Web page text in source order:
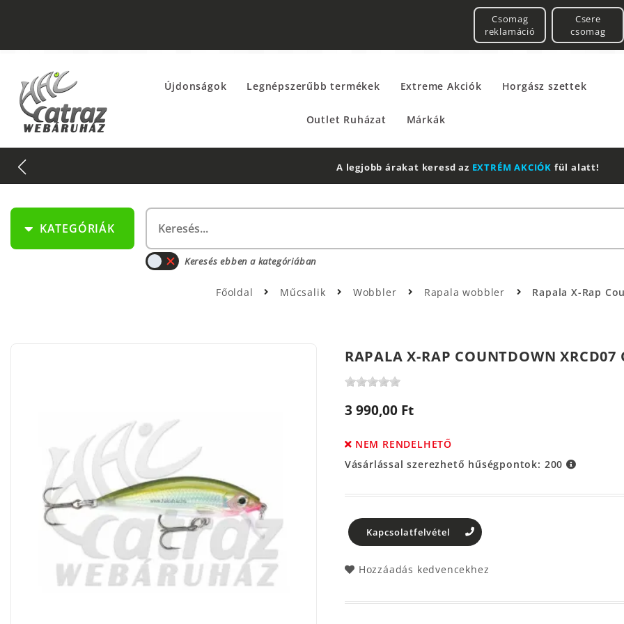
Csomag
reklamáció
Csere
csomag
Újdonságok Legnépszerűbb termékek Extreme Akciók Horgász szettek
Outlet Ruházat Márkák
A legjobb árakat keresd az EXTRÉM AKCIÓK fül alatt!
KATEGÓRIÁK
Keresés ebben a kategóriában
Főoldal Műcsalik Wobbler Rapala wobbler Rapala X-Rap
RAPALA X-RAP COUNTDOWN XRCD07
3 990,00 Ft
NEM RENDELHETŐ
Vásárlással szerezhető hűségpontok: 200
Kapcsolatfelvétel
Hozzáadás kedvencekhez